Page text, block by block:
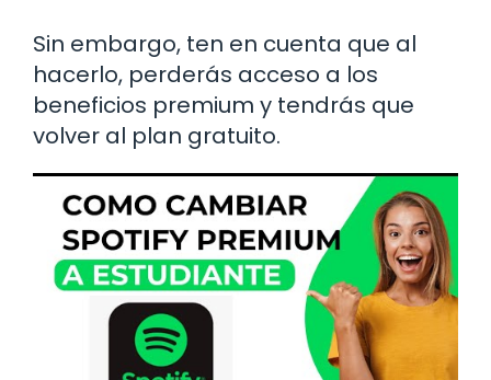
Sin embargo, ten en cuenta que al
hacerlo, perderás acceso a los
beneficios premium y tendrás que
volver al plan gratuito.